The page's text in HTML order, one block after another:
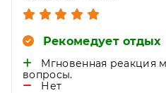
Рекомедует отдых
Мгновенная реакция
вопросы.
Нет